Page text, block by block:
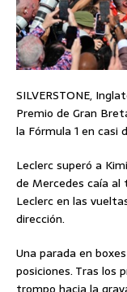
SILVERSTONE,
Premio de Gran
la Fórmula 1 en casi
Leclerc superó a
de Mercedes caía al
Leclerc en las
dirección.
Una parada en
posiciones. Tras los
trompo hacia la